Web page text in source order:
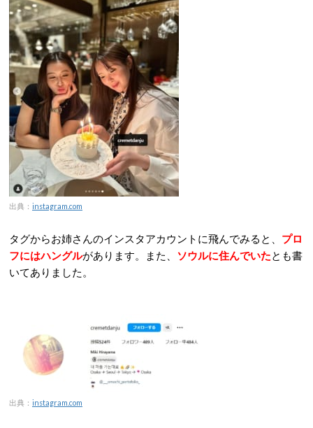
出典： instagram.com
タグからお姉さんのインスタアカウントに飛んでみると、 プロ
フにはハングルがあります。また、 ソウルに住んでいたとも書
いてありました。
出典： instagram.com